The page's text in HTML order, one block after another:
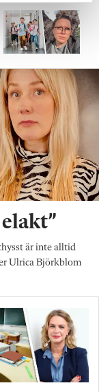
är inte alltid
Ulrica Björkblom